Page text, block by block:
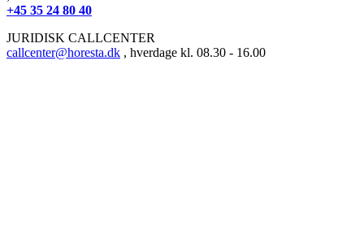
+45 35 24 80 40
JURIDISK CALLCENTER
callcenter@horesta.dk , hverdage kl. 08.30 - 16.00